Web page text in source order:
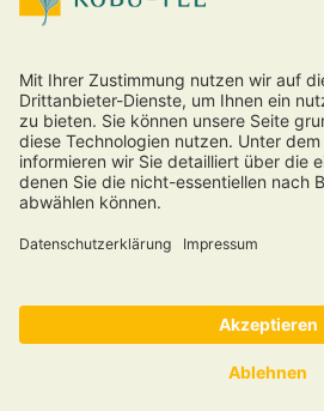
facebook twitter
Vertrag
* Alle Preise inkl. gesetzl.
und ggf. Nachnahmegebühren, wenn
®und Futon –